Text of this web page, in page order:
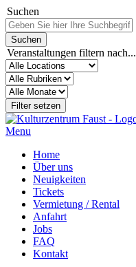
Suchen
Veranstaltungen filtern nach...
Menu
Home
Über uns
Neuigkeiten
Tickets
Vermietung / Rental
Anfahrt
Jobs
FAQ
Kontakt